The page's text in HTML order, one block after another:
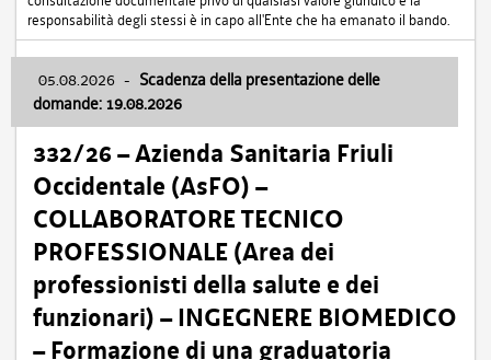
responsabilità degli stessi è in capo all'Ente che ha emanato il bando.
05.08.2026 - Scadenza della presentazione delle
domande: 19.08.2026
332/26 – Azienda Sanitaria Friuli
Occidentale (AsFO) –
COLLABORATORE TECNICO
PROFESSIONALE (Area dei
professionisti della salute e dei
funzionari) – INGEGNERE BIOMEDICO
– Formazione di una graduatoria